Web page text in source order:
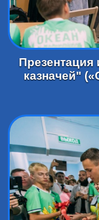
казначей"